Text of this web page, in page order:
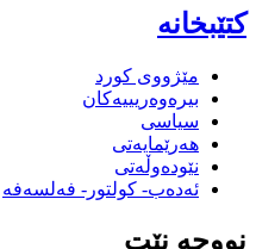
کتێبخانە
مێژووى کورد
بیرەوەریییەکان
سیاسى
هەرێمایەتی
نێودەوڵەتی
ئەدەب- کولتور- فەلسەفە
نووچە نێت